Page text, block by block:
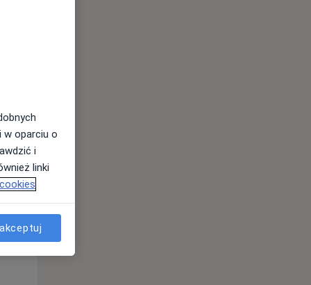
Śr,
12 Sie
w oparciu o
i
linki